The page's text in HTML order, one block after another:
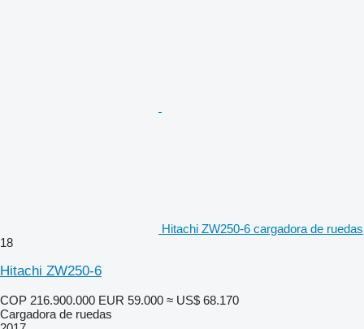
Hitachi ZW250-6 cargadora de ruedas
18
Hitachi ZW250-6
COP 216.900.000 EUR 59.000 ≈ US$ 68.170
Cargadora de ruedas